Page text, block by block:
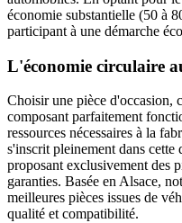
économie substantielle (50 à
participant à une démarche
L'économie circulaire
Choisir une pièce d'occasion,
composant parfaitement
ressources nécessaires à la
s'inscrit pleinement dans cette
proposant exclusivement des
garanties. Basée en Alsace,
meilleures pièces issues de
qualité et compatibilité.